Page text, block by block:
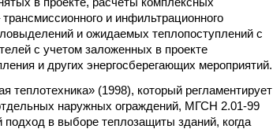
и инфильтрационного
и ожидаемых теплопоступлений с
с учетом заложенных в проекте
и других энергосберегающих мероприятий.
(1998), который регламентирует
наружных ограждений, МГСН 2.01-99
подход в выборе теплозащиты зданий, когда